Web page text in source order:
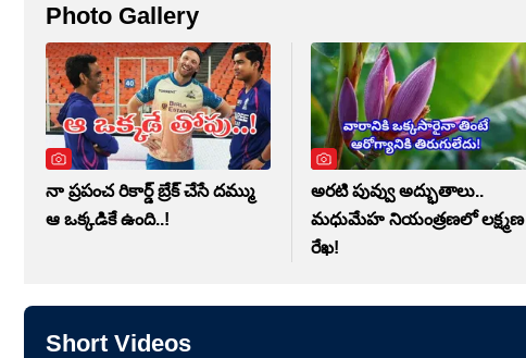
Photo Gallery
నా ప్రపంచ రికార్డ్ బ్రేక్ చేసే దమ్ము
ఆ ఒక్కడికే ఉంది..!
అరటి పువ్వు అద్భుతాలు..
మధుమేహ నియంత్రణలో లక్ష్మణ
రేఖ!
Short Videos